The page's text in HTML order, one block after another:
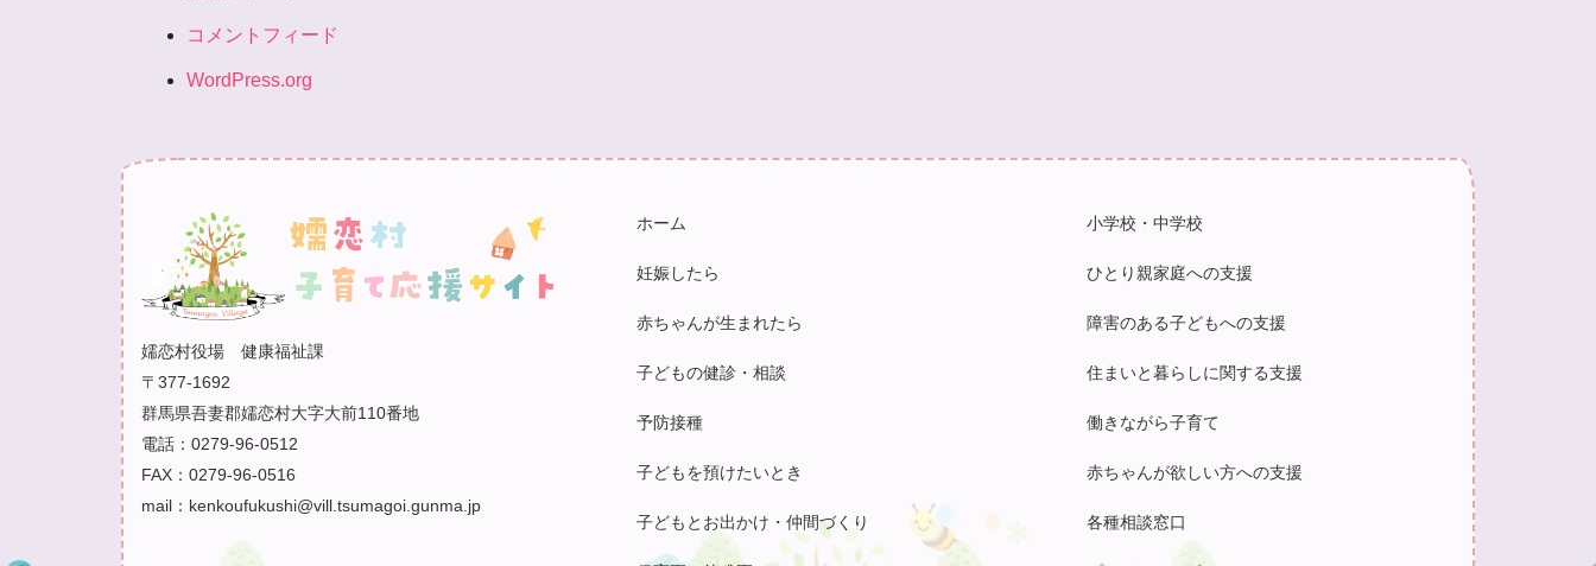
コメントフィード
WordPress.org
嬬恋村役場 健康福祉課
〒377-1692
群馬県吾妻郡嬬恋村大字大前110番地
電話：0279-96-0512
FAX：0279-96-0516
mail：kenkoufukushi@vill.tsumagoi.gunma.jp
ホーム
妊娠したら
赤ちゃんが生まれたら
子どもの健診・相談
予防接種
子どもを預けたいとき
子どもとお出かけ・仲間づくり
小学校・中学校
ひとり親家庭への支援
障害のある子どもへの支援
住まいと暮らしに関する支援
働きながら子育て
赤ちゃんが欲しい方への支援
各種相談窓口